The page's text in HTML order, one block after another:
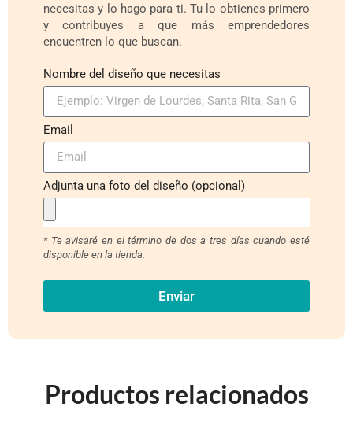
necesitas y lo hago para ti. Tu lo obtienes primero
y contribuyes a que más emprendedores
encuentren lo que buscan.
Nombre del diseño que necesitas
Email
Adjunta una foto del diseño (opcional)
* Te avisaré en el término de dos a tres días cuando esté
disponible en la tienda.
Enviar
Productos relacionados